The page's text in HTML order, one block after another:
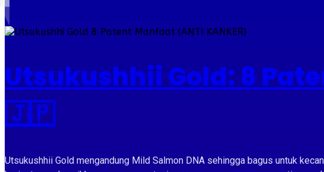
Utsukushhii Gold: 8
🇯🇵
Utsukushhii Gold mengandung Mild Salmon DNA sehingga bagus untuk